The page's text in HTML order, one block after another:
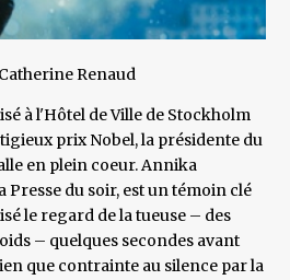
Renaud
à l'Hôtel de Ville de Stockholm
prix Nobel, la présidente du
en plein coeur. Annika
du soir, est un témoin clé
le regard de la tueuse – des
– quelques secondes avant
que contrainte au silence par la